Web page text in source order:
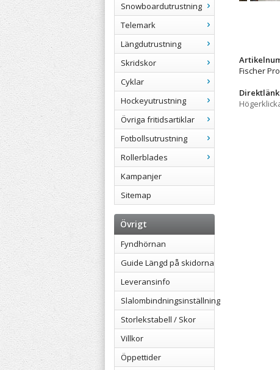
Snowboardutrustning
Telemark
Längdutrustning
Skridskor
Cyklar
Hockeyutrustning
Övriga fritidsartiklar
Fotbollsutrustning
Rollerblades
Kampanjer
Sitemap
Övrigt
Fyndhörnan
Guide Längd på skidorna
Leveransinfo
Slalombindningsinställning
Storlekstabell / Skor
Villkor
Öppettider
Fischer